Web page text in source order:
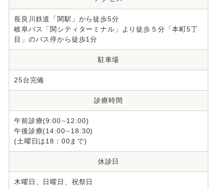
長良川鉄道「関駅」から徒歩5分
岐阜バス「関シティターミナル」より徒歩５分「本町5丁
目」のバス停から徒歩1分
駐車場
25台完備
診療時間
午前診療(9:00∼12:00)
午後診療(14:00∼18:30)
(土曜日は18：00まで)
休診日
木曜日、日曜日、祝祭日